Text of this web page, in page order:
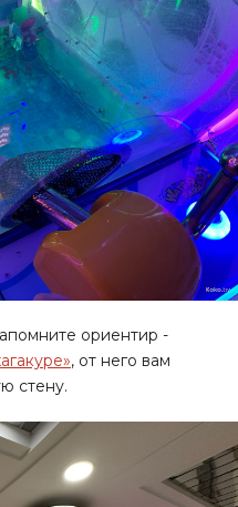
ориентир -
, от него вам
стену.